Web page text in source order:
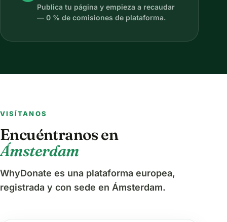
Publica tu página y empieza a recaudar
— 0 % de comisiones de plataforma.
VISÍTANOS
Encuéntranos en
Ámsterdam
WhyDonate es una plataforma europea,
registrada y con sede en Ámsterdam.